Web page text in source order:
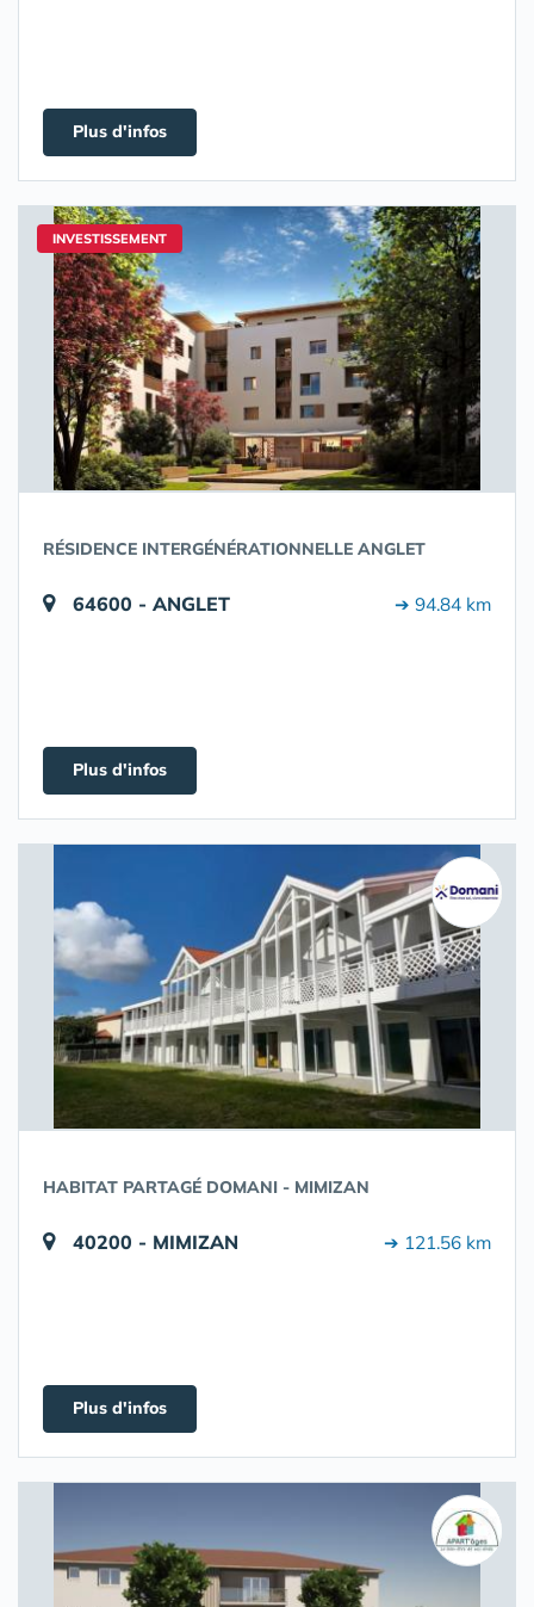
Plus d'infos
INVESTISSEMENT
RÉSIDENCE INTERGÉNÉRATIONNELLE ANGLET
64600 - ANGLET ➔ 94.84 km
Plus d'infos
HABITAT PARTAGÉ DOMANI - MIMIZAN
40200 - MIMIZAN ➔ 121.56 km
Plus d'infos